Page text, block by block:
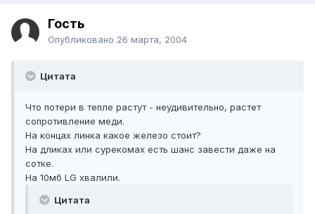
Гость
Опубликовано 26 марта, 2004
Цитата
Что потери в тепле растут - неудивительно, растет
сопротивление меди.
На концах линка какое железо стоит?
На дликах или сурекомах есть шанс завести даже на
сотке.
На 10мб LG хвалили.
Цитата